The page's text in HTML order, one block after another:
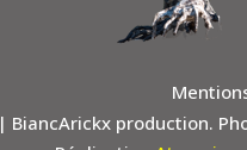
| BiancArickx production.